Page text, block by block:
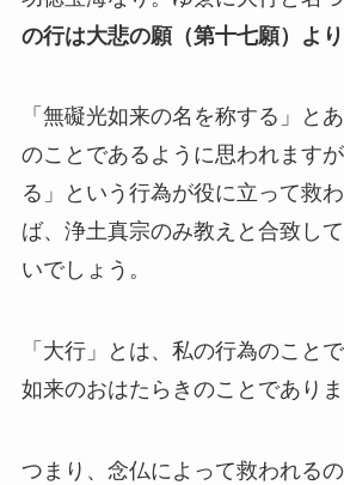
の行は大悲の願（第十七願）より
「無礙光如来の名を称する」と
のことであるように思われます
る」という行為が役に立って救
ば、浄土真宗のみ教えと合致し
いでしょう。
「大行」とは、私の行為のこと
如来のおはたらきのことでありま
つまり、念仏によって救われる